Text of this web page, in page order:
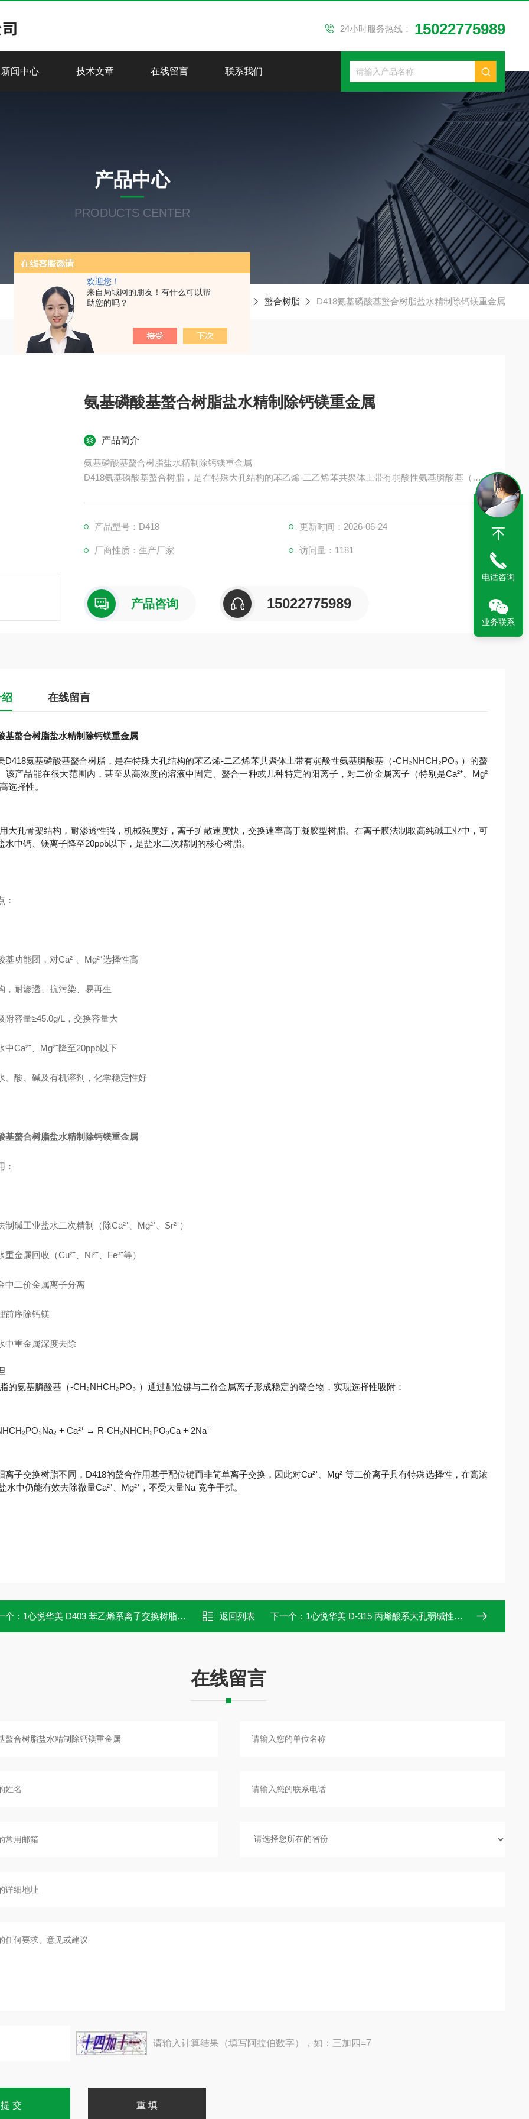
欢迎您！
来自局域网的朋友！有什么可以帮
助您的吗？
24小时服务热线： 15022775989
新闻中心 技术文章 在线留言 联系我们
产品中心
PRODUCTS CENTER
当前位置：首页 螯合树脂 D418氨基磷酸基螯合树脂盐水精制除钙镁重金属
氨基磷酸基螯合树脂盐水精制除钙镁重金属
产品简介
氨基磷酸基螯合树脂盐水精制除钙镁重金属
D418氨基磷酸基螯合树脂，是在特殊大孔结构的苯乙烯-二乙烯苯共聚体上带有弱酸性氨基膦酸基（-C
H₂NHCH₂PO₃⁻）的螯合树脂。该产品能在很大范围内，甚至从高浓度的溶液中固定、螯合一种或几种
D418采用大孔骨架结构，耐渗透性强，机械强度好，离子扩散速度快，交换速率高于凝胶型树脂。
产品型号：D418 更新时间：2026-06-24
厂商性质：生产厂家 访问量：1181
产品咨询 15022775989
在线留言
基螯合树脂盐水精制除钙镁重金属
D418氨基磷酸基螯合树脂，是在特殊大孔结构的苯乙烯-二乙烯苯共聚体上带有弱酸性氨基膦酸基（-CH₂NHCH₂PO₃⁻）的螯
该产品能在很大范围内，甚至从高浓度的溶液中固定、螯合一种或几种特定的阳离子，对二价金属离子（特别是Ca²⁺、Mg²
选择性。
大孔骨架结构，耐渗透性强，机械强度好，离子扩散速度快，交换速率高于凝胶型树脂。在离子膜法制取高纯碱工业中，可
水中钙、镁离子降至20ppb以下，是盐水二次精制的核心树脂。
：
基功能团，对Ca²⁺、Mg²⁺选择性高
，耐渗透、抗污染、易再生
附容量≥45.0g/L，交换容量大
中Ca²⁺、Mg²⁺降至20ppb以下
、酸、碱及有机溶剂，化学稳定性好
基螯合树脂盐水精制除钙镁重金属
：
制碱工业盐水二次精制（除Ca²⁺、Mg²⁺、Sr²⁺）
金属回收（Cu²⁺、Ni²⁺、Fe³⁺等）
中二价金属离子分离
前序除钙镁
中重金属深度去除
的氨基膦酸基（-CH₂NHCH₂PO₃⁻）通过配位键与二价金属离子形成稳定的螯合物，实现选择性吸附：
+ Ca²⁺ → R-CH₂NHCH₂PO₃Ca + 2Na⁺
离子交换树脂不同，D418的螯合作用基于配位键而非简单离子交换，因此对Ca²⁺、Mg²⁺等二价离子具有特殊选择性，在高浓
水中仍能有效去除微量Ca²⁺、Mg²⁺，不受大量Na⁺竞争干扰。
个： 1心悦华美 D403 苯乙烯系离子交换树脂 重金属吸附铜镍 返回列表 下一个： 1心悦华美 D-315 丙烯酸系大孔弱碱性阴树脂
在线留言
请输入计算结果（填写阿拉伯数字），如：三加四=7
电话咨询
业务联系